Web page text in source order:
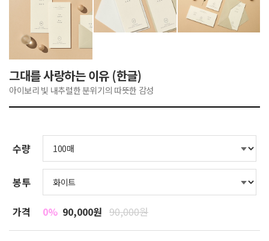
그대를 사랑하는 이유 (한글)
아이보리 빛 내추럴한 분위기의 따뜻한 감성
수량
봉투
가격 0% 90,000원 90,000원